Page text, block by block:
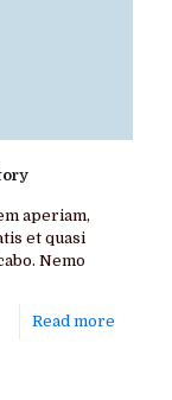
aperiam,
et quasi
Nemo
Read more